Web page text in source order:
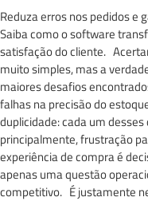
Reduza erros nos pedidos e
Saiba como o software
satisfação do cliente.
muito simples, mas a
maiores desafios
falhas na precisão do
duplicidade: cada um
principalmente, frustração
experiência de compra é
apenas uma questão
competitivo. É justamente